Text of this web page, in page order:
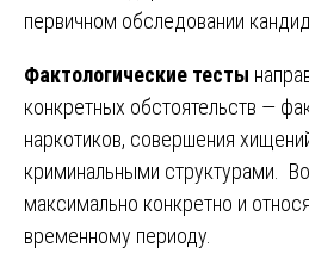
первичном обследовании
Фактологические тесты
конкретных обстоятельств —
наркотиков, совершения
криминальными структурами.
максимально конкретно и
временному периоду.